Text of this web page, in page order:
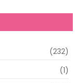
(232)
(1)